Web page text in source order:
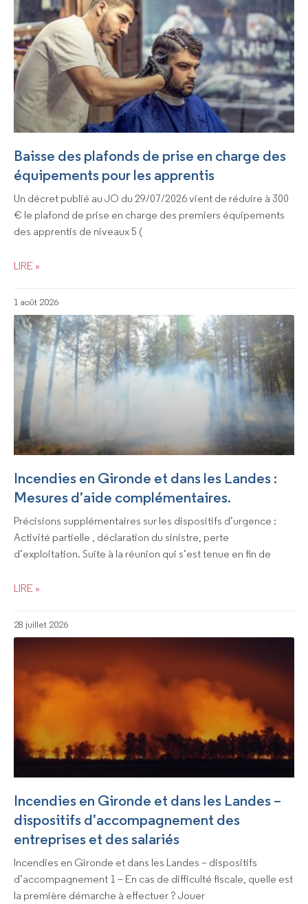
Baisse des plafonds de prise en charge des
équipements pour les apprentis
Un décret publié au JO du 29/07/2026 vient de réduire à 300
€ le plafond de prise en charge des premiers équipements
des apprentis de niveaux 5 (
LIRE »
1 août 2026
Incendies en Gironde et dans les Landes :
Mesures d’aide complémentaires.
Précisions supplémentaires sur les dispositifs d’urgence :
Activité partielle , déclaration du sinistre, perte
d’exploitation. Suite à la réunion qui s’est tenue en fin de
LIRE »
28 juillet 2026
Incendies en Gironde et dans les Landes –
dispositifs d’accompagnement des
entreprises et des salariés
Incendies en Gironde et dans les Landes – dispositifs
d’accompagnement 1 – En cas de difficulté fiscale, quelle est
la première démarche à effectuer ? Jouer